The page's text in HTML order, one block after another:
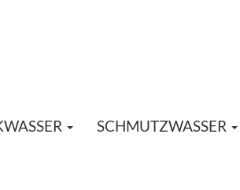
SCHMUTZWASSER